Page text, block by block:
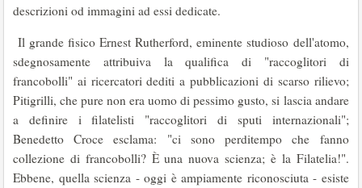
descrizioni od immagini ad essi dedi­cate.
Il grande fisico Ernest Rutherford, eminente stu­dioso dell'atomo,
sdegnosamente attribuiva la qualifica di "raccoglitori di
francobolli" ai ricer­catori dediti a pubblicazioni di scarso rilievo;
Pitigrilli, che pure non era uomo di pessimo gusto, si lascia andare
a definire i filatelisti "rac­coglitori di sputi internazionali";
Benedetto Croce esclama: "ci sono perditempo che fanno
collezione di francobolli? È una nuova scienza; è la Filatelia!".
Ebbene, quella scienza - oggi è ampiamente riconosciuta - esiste